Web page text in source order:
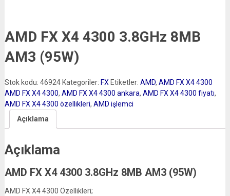
AMD FX X4 4300 3.8GHz 8MB
AM3 (95W)
Stok kodu: 46924 Kategoriler: FX Etiketler: AMD, AMD FX X4 4300
AMD FX X4 4300, AMD FX X4 4300 ankara, AMD FX X4 4300 fiyatı,
AMD FX X4 4300 özellikleri, AMD işlemci
Açıklama
Açıklama
AMD FX X4 4300 3.8GHz 8MB AM3 (95W)
AMD FX X4 4300 Özellikleri;